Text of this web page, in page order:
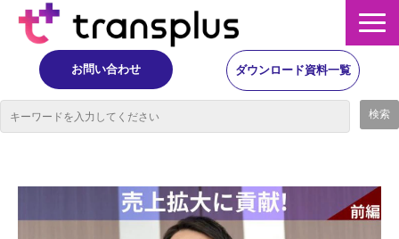
お問い合わせ ダウンロード資料一覧
イベント・レポート